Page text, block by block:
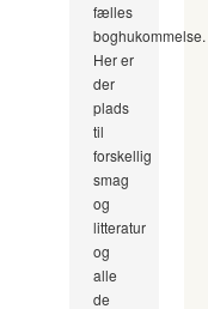
fælles
boghukommelse.
Her er
der
plads
til
forskellig
smag
og
litteratur
og
alle
de